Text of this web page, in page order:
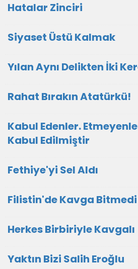
Hatalar Zinciri
Siyaset Üstü Kalmak
Yılan Aynı Delikten İki
Rahat Bırakın Atatürkü!
Kabul Edenler.
Kabul Edilmiştir
Fethiye'yi Sel Aldı
Filistin'de Kavga Bitmedi
Herkes Birbiriyle Kavgalı
Yaktın Bizi Salih Eroğlu